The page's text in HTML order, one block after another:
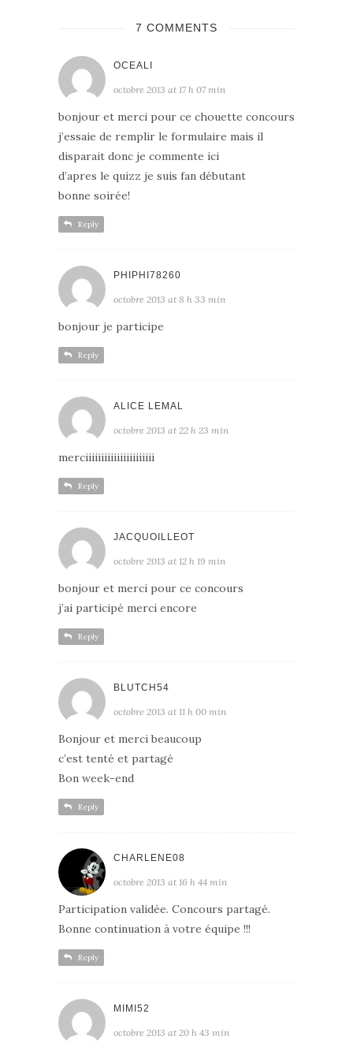
7 COMMENTS
OCEALI
octobre 2013 at 17 h 07 min
bonjour et merci pour ce chouette concours
j’essaie de remplir le formulaire mais il
disparait donc je commente ici
d’apres le quizz je suis fan débutant
bonne soirée!
Reply
PHIPHI78260
octobre 2013 at 8 h 33 min
bonjour je participe
Reply
ALICE LEMAL
octobre 2013 at 22 h 23 min
merciiiiiiiiiiiiiiiiiiiiii
Reply
JACQUOILLEOT
octobre 2013 at 12 h 19 min
bonjour et merci pour ce concours
j’ai participé merci encore
Reply
BLUTCH54
octobre 2013 at 11 h 00 min
Bonjour et merci beaucoup
c’est tenté et partagé
Bon week-end
Reply
CHARLENE08
octobre 2013 at 16 h 44 min
Participation validée. Concours partagé.
Bonne continuation à votre équipe !!!
Reply
MIMI52
octobre 2013 at 20 h 43 min